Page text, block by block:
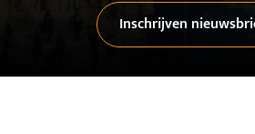
Inschrijven